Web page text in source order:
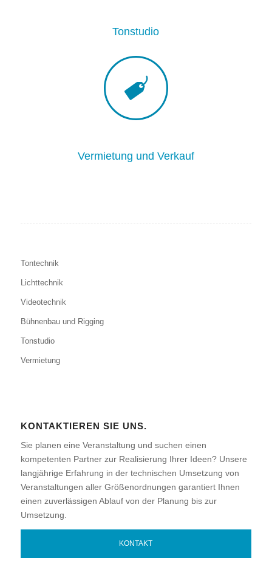
Tonstudio
Vermietung und Verkauf
Tontechnik
Lichttechnik
Videotechnik
Bühnenbau und Rigging
Tonstudio
Vermietung
KONTAKTIEREN SIE UNS.
Sie planen eine Veranstaltung und suchen einen
kompetenten Partner zur Realisierung Ihrer Ideen? Unsere
langjährige Erfahrung in der technischen Umsetzung von
Veranstaltungen aller Größenordnungen garantiert Ihnen
einen zuverlässigen Ablauf von der Planung bis zur
Umsetzung.
KONTAKT